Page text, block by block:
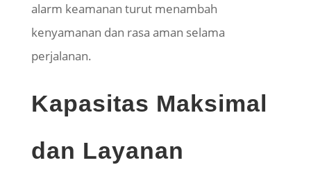
alarm keamanan turut menambah
kenyamanan dan rasa aman selama
perjalanan.
Kapasitas Maksimal
dan Layanan